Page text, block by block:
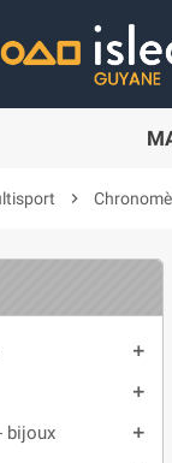
chevron_right
add
add
bijoux add